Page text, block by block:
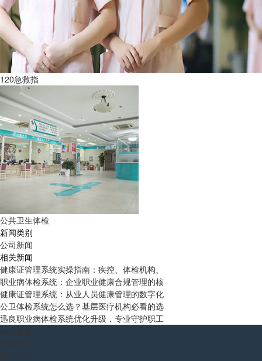
120急救指
公共卫生体检
新闻类别
公司新闻
相关新闻
健康证管理系统实操指南：疾控、体检机构、
职业病体检系统：企业职业健康合规管理的核
健康证管理系统：从业人员健康管理的数字化
公卫体检系统怎么选？基层医疗机构必看的选
迅良职业病体检系统优化升级，专业守护职工